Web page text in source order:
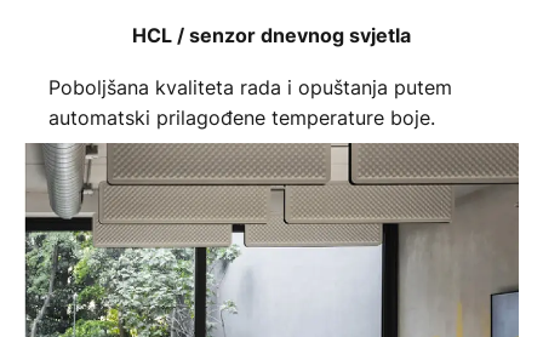
HCL / senzor dnevnog svjetla
Poboljšana kvaliteta rada i opuštanja putem
automatski prilagođene temperature boje.